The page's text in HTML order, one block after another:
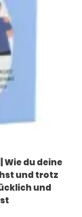
Wie du deine
und trotz
und